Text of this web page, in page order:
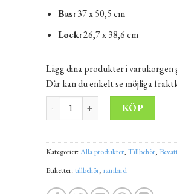
Bas:37 x 50,5 cm
Lock:26,7 x 38,6 cm
Lägg dina produkter i varukorgen
Där kan du enkelt se möjliga
Ventilbrunn Standard,KÖP
Kategorier:Alla produkter, Tillbehör,
Etiketter:tillbehör, rainbird